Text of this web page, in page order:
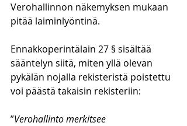
Verohallinnon näkemyksen mukaan
pitää laiminlyöntinä.
Ennakkoperintälain 27 § sisältää
sääntelyn siitä, miten yllä olevan
pykälän nojalla rekisteristä poistettu
voi päästä takaisin rekisteriin:
”Verohallinto merkitsee